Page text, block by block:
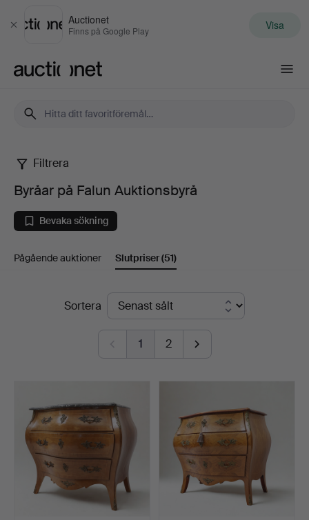
Stäng
Auctionet
Finns på Google Play Visa
Byråar
på
Falun
Auktionsbyrå
Filtrera
Byråar på Falun Auktionsbyrå
Bevaka sökning
Pågående auktioner Slutpriser(51)
SlutpriserSortera
1 2